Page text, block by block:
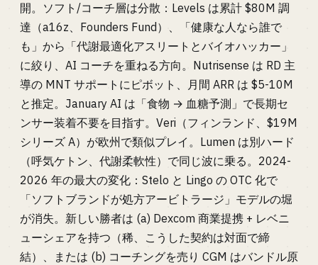
開。ソフト/コーチ層は分散：Levels は累計 $80M 調
達（a16z、Founders Fund）、「健康な人なら誰で
も」から「代謝最適化アスリートとバイオハッカー」
に絞り、AI コーチを重ねる方向。Nutrisense は RD 主
導の MNT サポートにピボット、月間 ARR は $5-10M
と推定。January AI は「食物 → 血糖予測」で長期セ
ンサー装着不要を目指す。Veri（フィンランド、$19M
シリーズ A）が欧州で類似プレイ。Lumen は別ハード
（呼気ケトン、代謝柔軟性）で同じ波に乗る。2024-
2026 年の最大の変化：Stelo と Lingo の OTC 化で
「ソフトブランドが処方アービトラージ」モデルの堀
が消失。新しい勝者は (a) Dexcom 商業提携 + レベニ
ューシェアを持つ（稀、こうした契約は対面で締
結）、または (b) コーチングを売り CGM はバンドル原